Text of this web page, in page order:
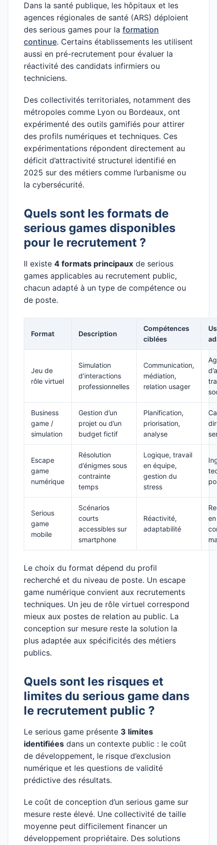
Dans la santé publique, les hôpitaux et les
agences régionales de santé (ARS) déploient
des serious games pour la formation
continue. Certains établissements les utilisent
aussi en pré-recrutement pour évaluer la
réactivité des candidats infirmiers ou
techniciens.
Des collectivités territoriales, notamment des
métropoles comme Lyon ou Bordeaux, ont
expérimenté des outils gamifiés pour attirer
des profils numériques et techniques. Ces
expérimentations répondent directement au
déficit d’attractivité structurel identifié en
2025 sur des métiers comme l’urbanisme ou
la cybersécurité.
Quels sont les formats de
serious games disponibles
pour le recrutement ?
Il existe 4 formats principaux de serious
games applicables au recrutement public,
chacun adapté à un type de compétence ou
de poste.
Format Description
Compétences
ciblées
Jeu de
rôle virtuel
Simulation
d’interactions
professionnelles
Communication,
médiation,
relation usager
Business
game /
simulation
Gestion d’un
projet ou d’un
budget fictif
Planification,
priorisation,
analyse
Escape
game
numérique
Résolution
d’énigmes sous
contrainte
temps
Logique, travail
en équipe,
gestion du
stress
Serious
game
mobile
Scénarios
courts
accessibles sur
smartphone
Réactivité,
adaptabilité
Le choix du format dépend du profil
recherché et du niveau de poste. Un escape
game numérique convient aux recrutements
techniques. Un jeu de rôle virtuel correspond
mieux aux postes de relation au public. La
conception sur mesure reste la solution la
plus adaptée aux spécificités des métiers
publics.
Quels sont les risques et
limites du serious game dans
le recrutement public ?
Le serious game présente 3 limites
identifiées dans un contexte public : le coût
de développement, le risque d’exclusion
numérique et les questions de validité
prédictive des résultats.
Le coût de conception d’un serious game sur
mesure reste élevé. Une collectivité de taille
moyenne peut difficilement financer un
développement propriétaire. Des solutions